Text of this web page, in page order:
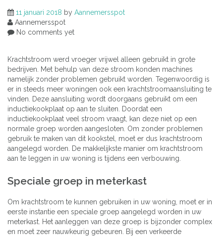
11 januari 2018 by Aannemersspot
Aannemersspot
No comments yet
Krachtstroom werd vroeger vrijwel alleen gebruikt in grote
bedrijven. Met behulp van deze stroom konden machines
namelijk zonder problemen gebruikt worden. Tegenwoordig is
er in steeds meer woningen ook een krachtstroomaansluiting te
vinden. Deze aansluiting wordt doorgaans gebruikt om een
inductiekookplaat op aan te sluiten. Doordat een
inductiekookplaat veel stroom vraagt, kan deze niet op een
normale groep worden aangesloten. Om zonder problemen
gebruik te maken van dit kookstel, moet er dus krachtstroom
aangelegd worden. De makkelijkste manier om krachtstroom
aan te leggen in uw woning is tijdens een verbouwing.
Speciale groep in meterkast
Om krachtstroom te kunnen gebruiken in uw woning, moet er in
eerste instantie een speciale groep aangelegd worden in uw
meterkast. Het aanleggen van deze groep is bijzonder complex
en moet zeer nauwkeurig gebeuren. Bij een verkeerde